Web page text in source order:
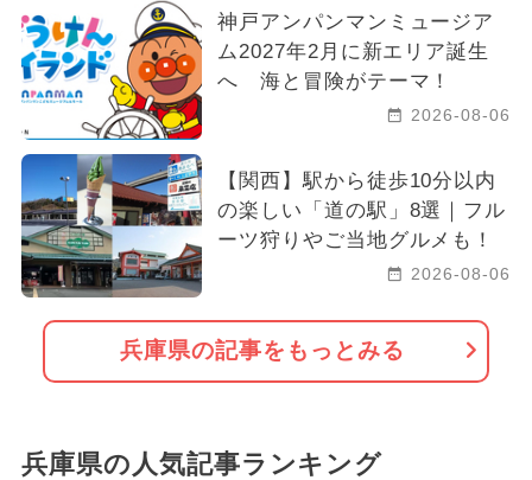
神戸アンパンマンミュージア
ム2027年2月に新エリア誕生
へ 海と冒険がテーマ！
2026-08-06
【関西】駅から徒歩10分以内
の楽しい「道の駅」8選｜フル
ーツ狩りやご当地グルメも！
2026-08-06
兵庫県の記事をもっとみる
兵庫県の人気記事ランキング